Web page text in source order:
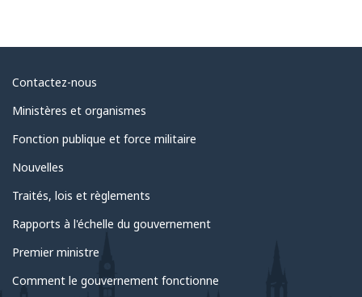
Au
sujet
du
gouvernement
Contactez-nous
Ministères et organismes
Fonction publique et force militaire
Nouvelles
Traités, lois et règlements
Rapports à l'échelle du gouvernement
Premier ministre
Comment le gouvernement fonctionne